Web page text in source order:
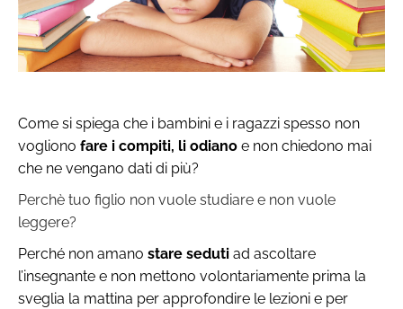
Come si spiega che i bambini e i ragazzi spesso non
vogliono fare i compiti, li odiano e non chiedono mai
che ne vengano dati di più?
Perchè tuo figlio non vuole studiare e non vuole
leggere?
Perché non amano stare seduti ad ascoltare
l’insegnante e non mettono volontariamente prima la
sveglia la mattina per approfondire le lezioni e per